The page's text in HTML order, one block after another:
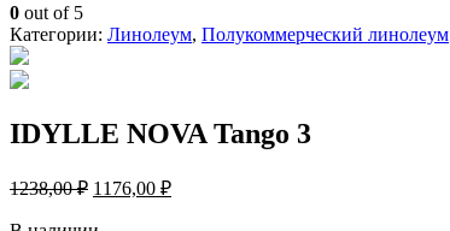
0 out of 5
Категории: Линолеум, Полукоммерческий линолеум
IDYLLE NOVA Tango 3
1238,00₽ 1176,00 ₽